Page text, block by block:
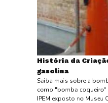
História da
gasolina
Saiba mais sobre a
como "bomba coqueiro"
IPEM exposto no Museu